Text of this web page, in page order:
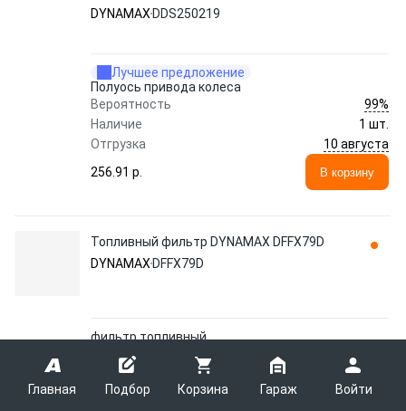
Главная Подбор Корзина Гараж Войти
DYNAMAX DDS250219
Лучшее предложение
Полуось привода колеса
Вероятность
99%
Наличие
1 шт.
Отгрузка
10 августа
256.91 p.
В корзину
Топливный фильтр DYNAMAX DFFX79D
DYNAMAX DFFX79D
фильтр топливный
Вероятность
Наличие
16 шт.
Отгрузка
13 - 18 августа